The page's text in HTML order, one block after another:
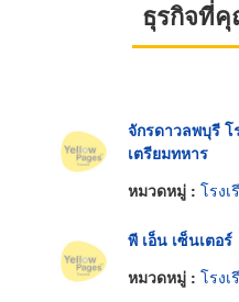
ธุรกิจที่
จักรดาวลพบุรี โ
เตรียมทหาร
หมวดหมู่ : โรง
พี เอ็น เซ็นเตอร์
หมวดหมู่ : โรง